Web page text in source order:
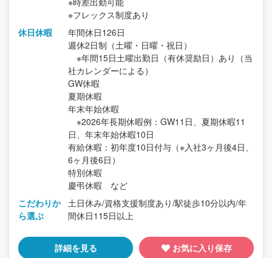
※フレックス制度あり
休日休暇
年間休日126日
週休2日制（土曜・日曜・祝日）
※年間15日土曜出勤日（有休奨励日）あり（当
社カレンダーによる）
GW休暇
夏期休暇
年末年始休暇
※2026年長期休暇例：GW11日、夏期休暇11
日、年末年始休暇10日
有給休暇：初年度10日付与（※入社3ヶ月後4日、
6ヶ月後6日）
特別休暇
慶弔休暇 など
こだわりか
ら選ぶ
土日休み/資格支援制度あり/駅徒歩10分以内/年
間休日115日以上
詳細を見る お気に入り保存